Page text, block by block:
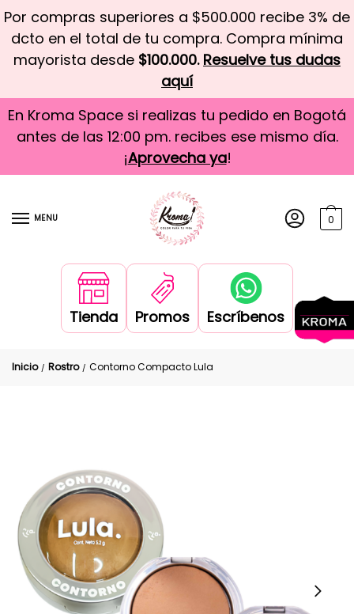
Por compras superiores a $500.000 recibe 3% de
dcto en el total de tu compra. Compra mínima
mayorista desde $100.000. Resuelve tus dudas
aquí
En Kroma Space si realizas tu pedido en Bogotá
antes de las 12:00 pm. recibes ese mismo día.
¡Aprovecha ya!
MENU 0
Tienda Promos Escríbenos
Inicio / Rostro / Contorno Compacto Lula